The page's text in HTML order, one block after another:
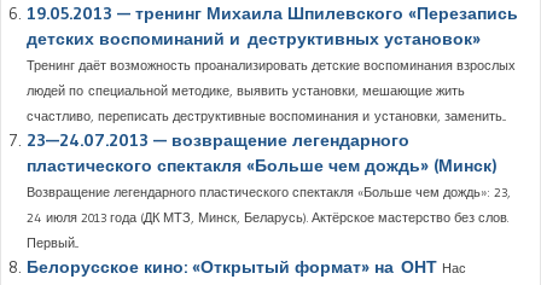
19.05.2013 — тренинг Михаила Шпилевского «Перезапись
детских воспоминаний и деструктивных установок»
Тренинг даёт возможность проанализировать детские воспоминания взрослых
людей по специальной методике, выявить установки, мешающие жить
счастливо, переписать деструктивные воспоминания и установки, заменить...
23—24.07.2013 — возвращение легендарного
пластического спектакля «Больше чем дождь» (Минск)
Возвращение легендарного пластического спектакля «Больше чем дождь»: 23,
24 июля 2013 года (ДК МТЗ, Минск, Беларусь). Актёрское мастерство без слов.
Первый...
Белорусское кино: «Открытый формат» на ОНТ Нас